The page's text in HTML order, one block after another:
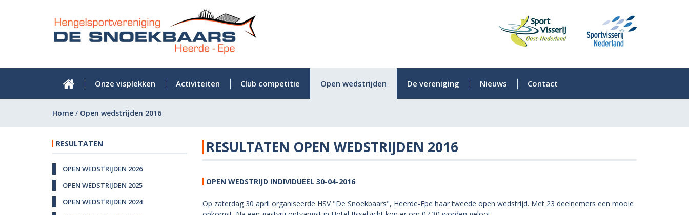
Onze visplekken Activiteiten Club competitie Open wedstrijden De vereniging Nieuws Contact
Home / Open wedstrijden 2016
RESULTATEN
OPEN WEDSTRIJDEN 2026
OPEN WEDSTRIJDEN 2025
OPEN WEDSTRIJDEN 2024
RESULTATEN OPEN WEDSTRIJDEN 2016
OPEN WEDSTRIJD INDIVIDUEEL 30-04-2016
Op zaterdag 30 april organiseerde HSV "De Snoekbaars", Heerde-Epe haar tweede open wedstrijd. Met 23 deelnemers een mooie